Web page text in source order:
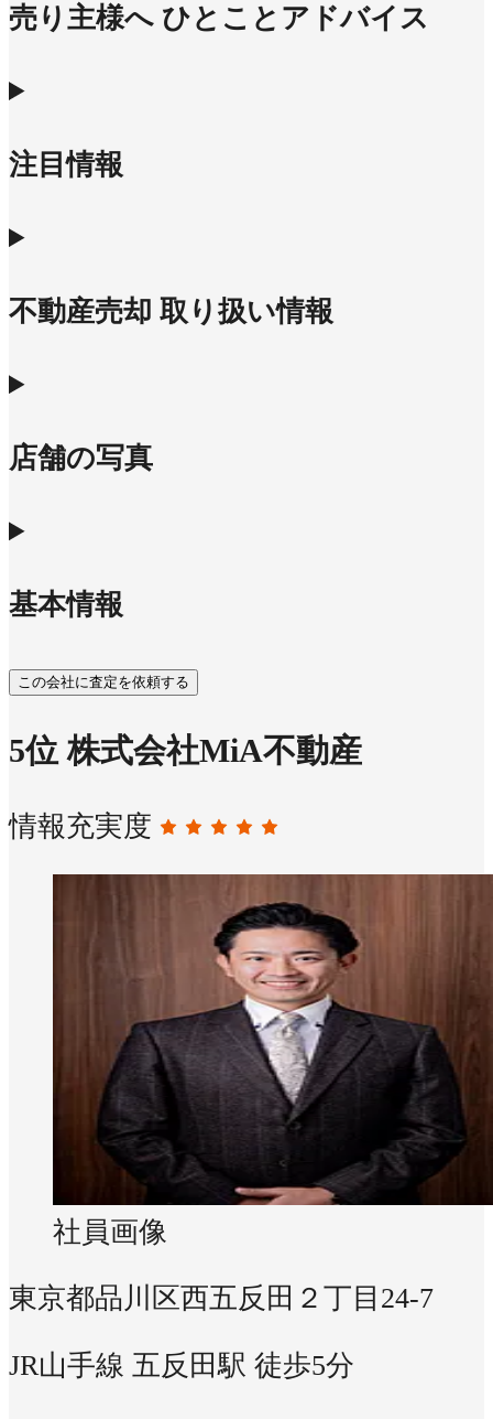
売り主様へ ひとことアドバイス
注目情報
不動産売却 取り扱い情報
店舗の写真
基本情報
この会社に査定を依頼する
5位株式会社MiA不動産
情報充実度
社員画像
東京都品川区西五反田２丁目24-7
JR山手線 五反田駅 徒歩5分